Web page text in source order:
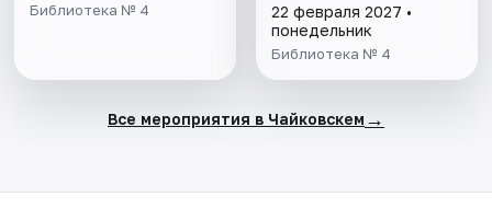
Библиотека № 4
22 февраля 2027 •
понедельник
Библиотека № 4
Все мероприятия в Чайковскем →